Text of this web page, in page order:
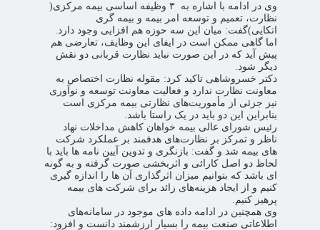
وی در ادامه با اشاره به ۳ وظیفه اساسی بیمه مرکزی(
نظارت، تعمیم و توسعه امر بیمه و بیمه گری
اتکایی)گفت: میان این سه حوزه هم افزایی وجود دارد.
اما گاهی ممکن است در ایفای این وظایف، تعارضی هم
پیش آید که در این صورت نباید نظارت قربانی دو نقش
دیگر شود.
دکتر خسروشاهی تاکید کرد: مقوله نظارت اختصاص به
معاونت نظارت ندارد و فعالیت معاونت توسعه و نوآوری
نیز جزئی از مأموریت‌های نظارتی بیمه مرکزی است
بنابراین این دو باید در یک راستا باشد.
رئیس شورای عالی بیمه خواهان کاهش مداخلات نهاد
ناظر و تمرکز بر نظارت‌های هدفمند بر عملکرد شرکت
های بیمه شد و گفت: بازنگری و تدوین آیین نامه ها باید با
لحاظ دو اصل کارائی و اثربخشی صورت گرفته و به گونه
ای باشد که بتوانیم میزان اثرگذاری آن ها را اندازه گیری
کنیم و از ایجاد هزینه‌‌های زائد برای شرکت های بیمه
پرهیز کنیم.
وی همچنین در ادامه داده های موجود در سامانه‌های
اطلاعاتی صنعت بیمه را بسیار ارزشمند دانست و افزود: